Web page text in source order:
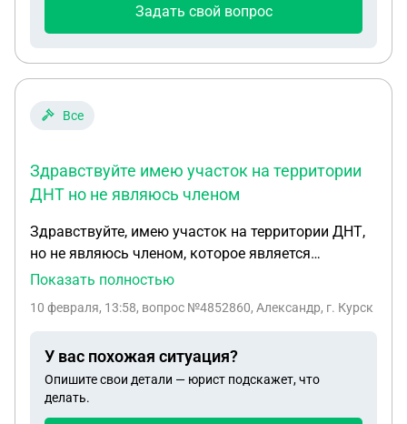
Задать свой вопрос
Все
Здравствуйте имею участок на территории
ДНТ но не являюсь членом
Здравствуйте, имею участок на территории ДНТ,
но не являюсь членом, которое является
недействующим, никто не знает председателя,
земель общего пользования, денег на счетах нет,
перед спецавтобазой по уборке мусора. Адрес
регистрации недостоверный, телефоны не
отвечают. Вступить в днт не представляется
Показать полностью
10 февраля, 13:58, вопрос №4852860, Александр, г. Курск
У вас похожая ситуация?
Опишите свои детали — юрист подскажет, что
делать.